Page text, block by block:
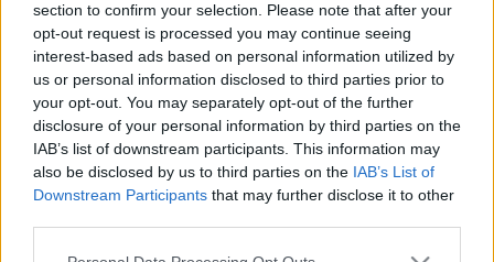
section to confirm your selection. Please note that after your
opt-out request is processed you may continue seeing
interest-based ads based on personal information utilized by
us or personal information disclosed to third parties prior to
your opt-out. You may separately opt-out of the further
disclosure of your personal information by third parties on the
IAB’s list of downstream participants. This information may
also be disclosed by us to third parties on the IAB’s List of
Downstream Participants that may further disclose it to other
Please note that this website/app uses one or more Google
A Janika
szereplői:
az Új
Színház
végzős
stúdiósai
Csáth Géza:
A Janika
Szereplők: